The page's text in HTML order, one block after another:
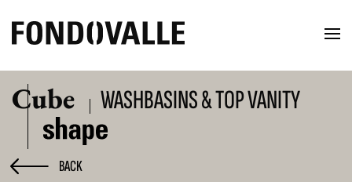
BACK
Cube WASHBASINS & TOP VANITY